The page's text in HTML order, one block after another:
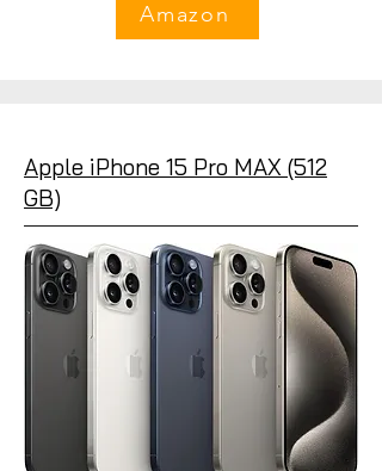
Amazon
Apple iPhone 15 Pro MAX (512
GB)